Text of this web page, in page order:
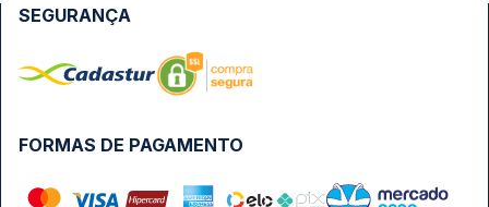
FORMAS DE PAGAMENTO
SEGURANÇA